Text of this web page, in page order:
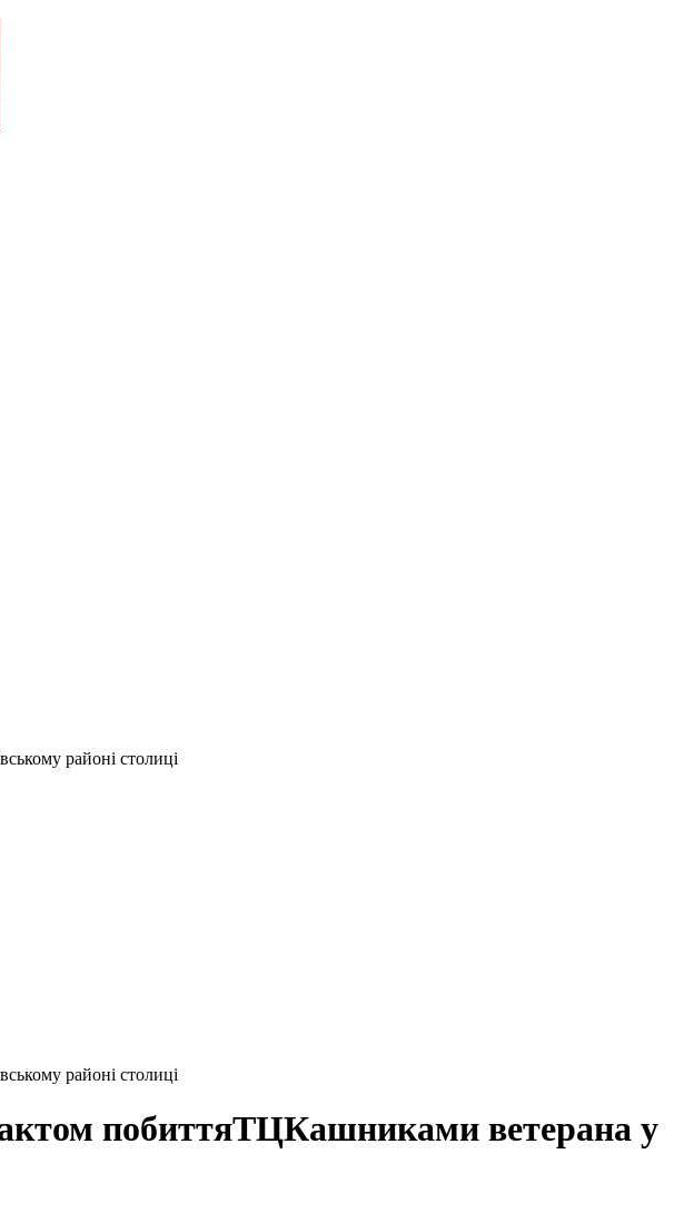
районі столиці
районі столиці
побиттяТЦКашниками ветерана у